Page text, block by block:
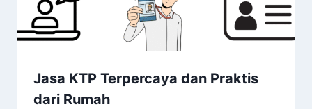
Jasa KTP Terpercaya dan Praktis
dari Rumah